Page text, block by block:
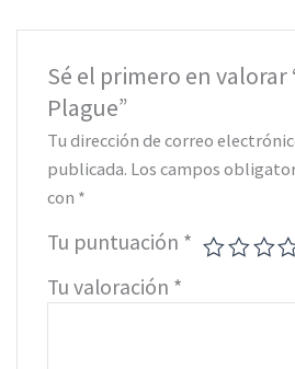
Sé el primero en valorar
Plague”
Tu dirección de correo
publicada. Los campos
con *
Tu puntuación *
Tu valoración *